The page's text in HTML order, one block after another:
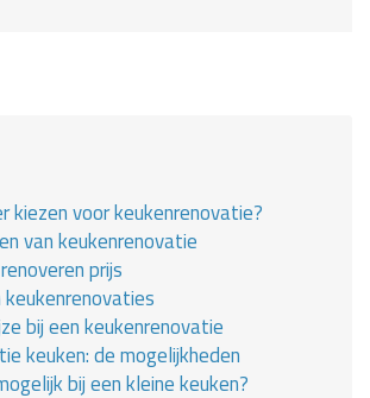
kiezen voor keukenrenovatie?
van keukenrenovatie
prijs
bij een keukenrenovatie
keuken: de mogelijkheden
bij een kleine keuken?